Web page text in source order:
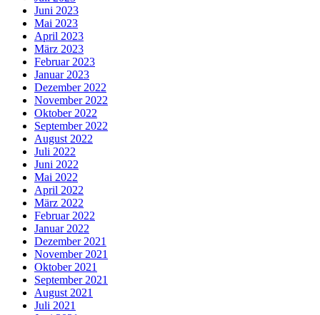
Juni 2023
Mai 2023
April 2023
März 2023
Februar 2023
Januar 2023
Dezember 2022
November 2022
Oktober 2022
September 2022
August 2022
Juli 2022
Juni 2022
Mai 2022
April 2022
März 2022
Februar 2022
Januar 2022
Dezember 2021
November 2021
Oktober 2021
September 2021
August 2021
Juli 2021